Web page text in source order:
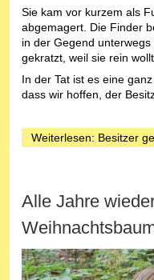
Sie kam vor kurzem als
abgemagert. Die Finder
in der Gegend
gekratzt, weil sie rein
In der Tat ist es eine
dass wir hoffen, der
Weiterlesen: Besitzer
Alle Jahre